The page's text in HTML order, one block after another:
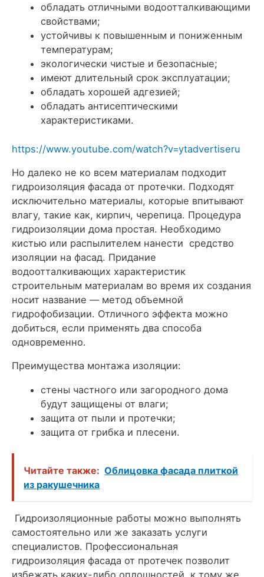
обладать отличными водоотталкивающими
свойствами;
устойчивы к повышенным и пониженным
температурам;
экологически чистые и безопасные;
имеют длительный срок эксплуатации;
обладать хорошей адгезией;
обладать антисептическими
характеристиками.
https://www.youtube.com/watch?v=ytadvertiseru
Но далеко не ко всем материалам подходит
гидроизоляция фасада от протечки. Подходят
исключительно материалы, которые впитывают
влагу, такие как, кирпич, черепица. Процедура
гидроизоляции дома простая. Необходимо
кистью или распылителем нанести средство
изоляции на фасад. Придание
водоотталкивающих характеристик
строительным материалам во время их создания
носит название — метод объемной
гидрофобизации. Отличного эффекта можно
добиться, если применять два способа
одновременно.
Преимущества монтажа изоляции:
стены частного или загородного дома
будут защищены от влаги;
защита от пыли и протечки;
защита от грибка и плесени.
Читайте также: Облицовка фасада плиткой
из ракушечника
Гидроизоляционные работы можно выполнять
самостоятельно или же заказать услуги
специалистов. Профессиональная
гидроизоляция фасада от протечек позволит
избежать каких-либо оплошностей, к тому же